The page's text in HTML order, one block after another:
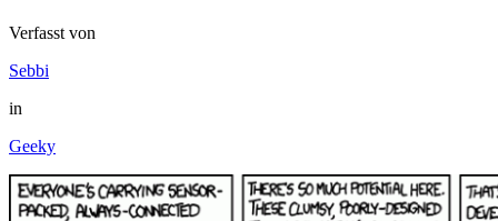
Verfasst von
Sebbi
in
Geeky